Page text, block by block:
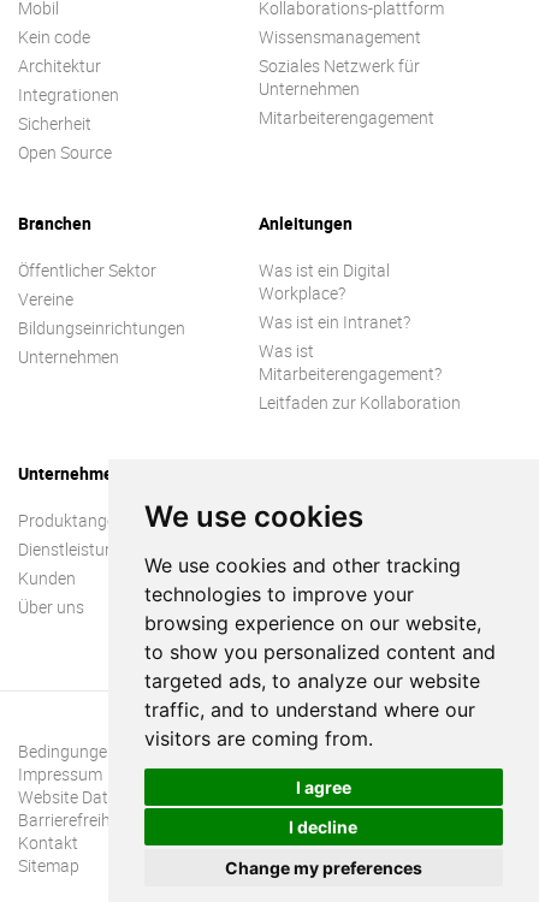
We use cookies
We use cookies and other tracking
technologies to improve your
browsing experience on our website,
to show you personalized content and
targeted ads, to analyze our website
traffic, and to understand where our
visitors are coming from.
I agree
I decline
Change my preferences
Mobil
Kein code
Architektur
Integrationen
Sicherheit
Open Source
Kollaborations-plattform
Wissensmanagement
Soziales Netzwerk für
Unternehmen
Mitarbeiterengagement
Branchen
Öffentlicher Sektor
Vereine
Bildungseinrichtungen
Unternehmen
Anleitungen
Was ist ein Digital
Workplace?
Was ist ein Intranet?
Was ist
Mitarbeiterengagement?
Leitfaden zur Kollaboration
Unternehmen
Produktangebot
Dienstleistungen
Kunden
Über uns
Bedingungen und Konditionen
Impressum
Website Datenschutzrichtlinie
Barrierefreiheit
Kontakt
Sitemap